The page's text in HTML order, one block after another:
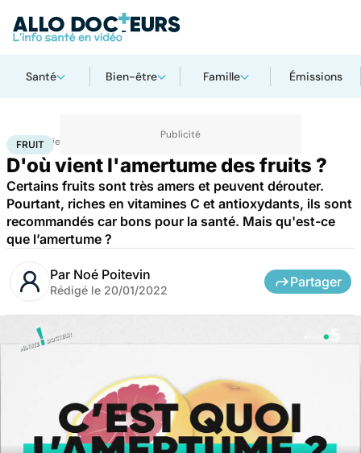
Santé Bien-être Famille Émissions
Accueil Bien-être
FRUIT
D'où vient l'amertume des fruits ?
Certains fruits sont très amers et peuvent dérouter.
Pourtant, riches en vitamines C et antioxydants, ils sont
recommandés car bons pour la santé. Mais qu'est-ce
que l’amertume ?
Par Noé Poitevin
Rédigé le 20/01/2022
Partager